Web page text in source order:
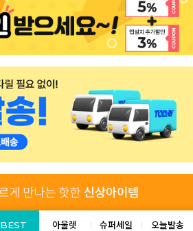
BEST 아울렛 슈퍼세일 오늘발송